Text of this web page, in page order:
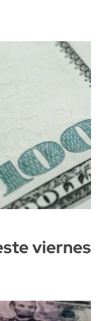
viernes